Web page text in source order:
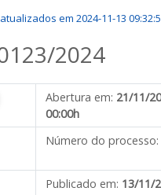
em 2024-11-13
2024
Abertura em: 21/11/
00:00h
Número do processo:
Publicado em: 13/11/